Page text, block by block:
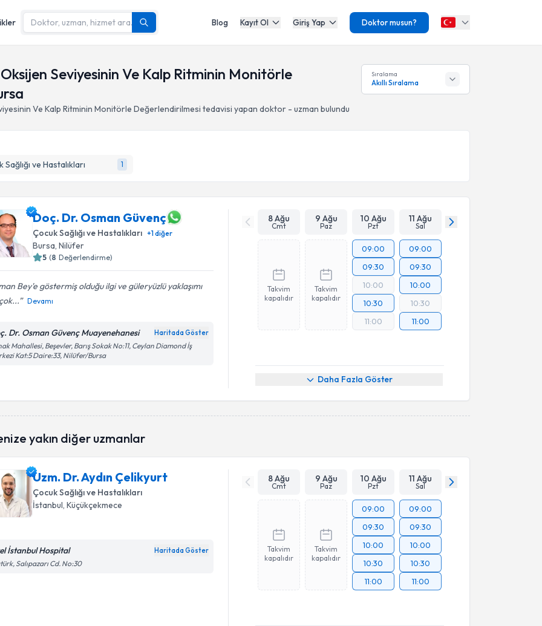
Blog Kayıt Ol Giriş Yap Doktor musun?
Seviyesinin Ve Kalp Ritminin Monitörle
Ve Kalp Ritminin Monitörle Değerlendirilmesi tedavisi yapan doktor - uzman bulundu
Sıralama
Akıllı Sıralama
Sağlığı ve Hastalıkları 1
Doç. Dr. Osman Güvenç
Çocuk Sağlığı ve Hastalıkları +1diğer
Bursa, Nilüfer
5 (8 Değerlendirme)
Bey'e göstermiş olduğu ilgi ve güleryüzlü yaklaşımı
Devamı
Dr. Osman Güvenç Muayenehanesi Haritada Göster
Mahallesi, Beşevler, Barış Sokak No:11, Ceylan Diamond İş
Kat:5 Daire:33, Nilüfer/Bursa
8 Ağu
Cmt
9 Ağu
Paz
10 Ağu
Pzt
11 Ağu
Sal
Takvim
kapalıdır
Takvim
kapalıdır
09:00
09:30
10:00
10:30
11:00
09:00
09:30
10:00
10:30
11:00
Daha Fazla Göster
yakın diğer uzmanlar
Uzm. Dr. Aydın Çelikyurt
Çocuk Sağlığı ve Hastalıkları
İstanbul , Küçükçekmece
İstanbul Hospital Haritada Göster
Salıpazarı Cd. No:30
8 Ağu
Cmt
9 Ağu
Paz
10 Ağu
Pzt
11 Ağu
Sal
Takvim
kapalıdır
Takvim
kapalıdır
09:00
09:30
10:00
10:30
11:00
09:00
09:30
10:00
10:30
11:00